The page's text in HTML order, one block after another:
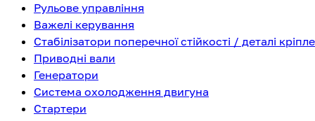
Рульове управління
Важелі керування
Стабілізатори поперечної стійкості / деталі
Приводні вали
Генератори
Система охолодження двигуна
Стартери